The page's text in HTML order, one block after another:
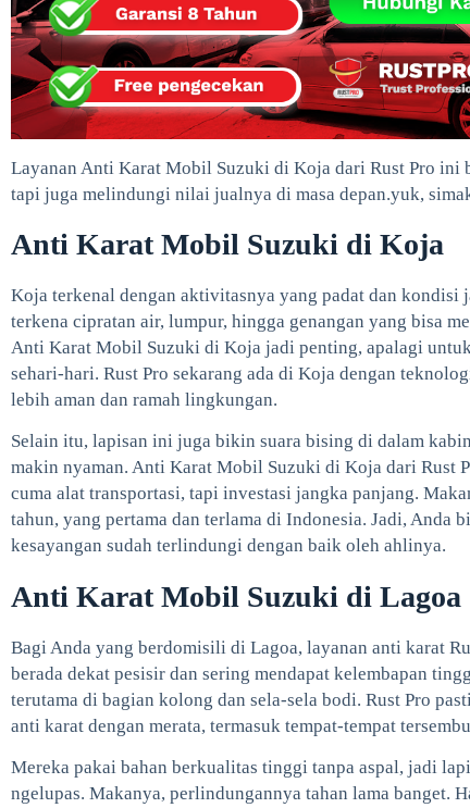
Layanan Anti Karat Mobil Suzuki di Koja dari Rust Pro ini
tapi juga melindungi nilai jualnya di masa depan.yuk,
Anti Karat Mobil Suzuki di Koja
Koja terkenal dengan aktivitasnya yang padat dan kondisi
terkena cipratan air, lumpur, hingga genangan yang bisa
Anti Karat Mobil Suzuki di Koja jadi penting, apalagi
sehari-hari. Rust Pro sekarang ada di Koja dengan
lebih aman dan ramah lingkungan.
Selain itu, lapisan ini juga bikin suara bising di dalam
makin nyaman. Anti Karat Mobil Suzuki di Koja dari Rust
cuma alat transportasi, tapi investasi jangka panjang.
tahun, yang pertama dan terlama di Indonesia. Jadi, Anda
kesayangan sudah terlindungi dengan baik oleh ahlinya.
Anti Karat Mobil Suzuki di Lagoa
Bagi Anda yang berdomisili di Lagoa, layanan anti karat
berada dekat pesisir dan sering mendapat kelembapan
terutama di bagian kolong dan sela-sela bodi. Rust Pro
anti karat dengan merata, termasuk tempat-tempat
Mereka pakai bahan berkualitas tinggi tanpa aspal, jadi
ngelupas. Makanya, perlindungannya tahan lama banget.